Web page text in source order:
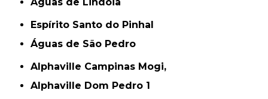
Espírito Santo do Pinhal
Águas de São Pedro
Alphaville Campinas Mogi,
Alphaville Dom Pedro 1